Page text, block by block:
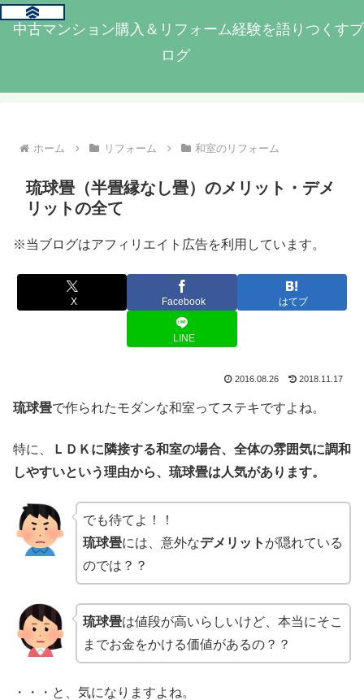
中古マンション購入＆リフォーム経験を語りつくすブ
ログ
ホーム リフォーム 和室のリフォーム
琉球畳（半畳縁なし畳）のメリット・デメ
リットの全て
※当ブログはアフィリエイト広告を利用しています。
X Facebook はてブ
LINE
2016.08.26 2018.11.17
琉球畳で作られたモダンな和室ってステキですよね。
特に、
ＬＤＫに隣接する和室の場合、全体の雰囲気に調和
しやすいという理由から、琉球畳は人気があります。
でも待てよ！！
琉球畳には、意外なデメリット が隠れている
のでは？？
琉球畳は値段が高いらしいけど、本当にそこ
までお金をかける価値があるの？？
・・・と、気になりますよね。